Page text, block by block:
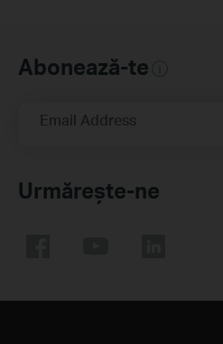
Abonează-te
Email Address
Urmărește-ne